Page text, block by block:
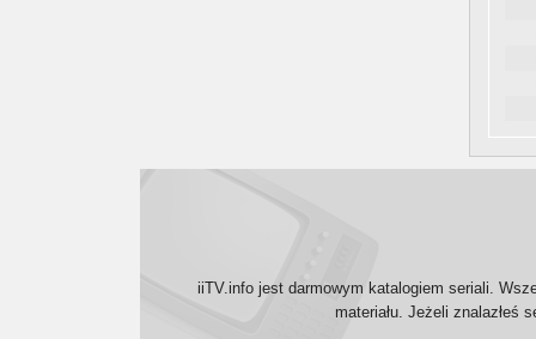
iiTV.info jest darmowym katalogiem seriali.
materiału. Jeżeli znalazłeś